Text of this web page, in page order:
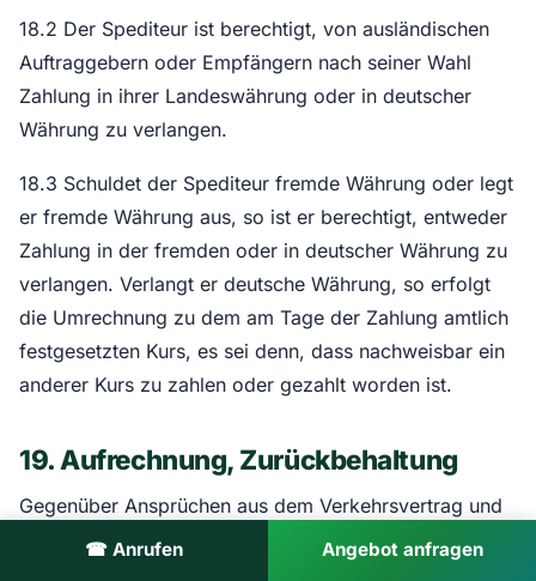
☎ Anrufen Angebot anfragen
18.2 Der Spediteur ist berechtigt, von ausländischen
Auftraggebern oder Empfängern nach seiner Wahl
Zahlung in ihrer Landeswährung oder in deutscher
Währung zu verlangen.
18.3 Schuldet der Spediteur fremde Währung oder legt
er fremde Währung aus, so ist er berechtigt, entweder
Zahlung in der fremden oder in deutscher Währung zu
verlangen. Verlangt er deutsche Währung, so erfolgt
die Umrechnung zu dem am Tage der Zahlung amtlich
festgesetzten Kurs, es sei denn, dass nachweisbar ein
anderer Kurs zu zahlen oder gezahlt worden ist.
19. Aufrechnung, Zurückbehaltung
Gegenüber Ansprüchen aus dem Verkehrsvertrag und
damit zusammenhängenden außervertraglichen